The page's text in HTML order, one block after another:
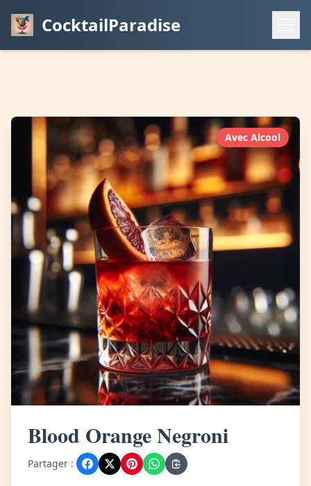
CocktailParadise
Avec Alcool
Blood Orange Negroni
Partager :